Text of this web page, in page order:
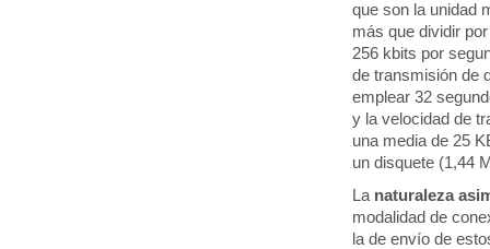
que son la unidad
más que dividir
256 kbits por
de transmisión de
emplear 32
y la velocidad de
una media de 25
un disquete (1,44
La naturaleza
modalidad de
la de envío de